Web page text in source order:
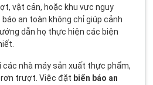
vật cản, hoặc khu vực nguy
an toàn không chỉ giúp cảnh
dẫn họ thực hiện các biện
các nhà máy sản xuất thực phẩm,
trượt. Việc đặt biển báo an